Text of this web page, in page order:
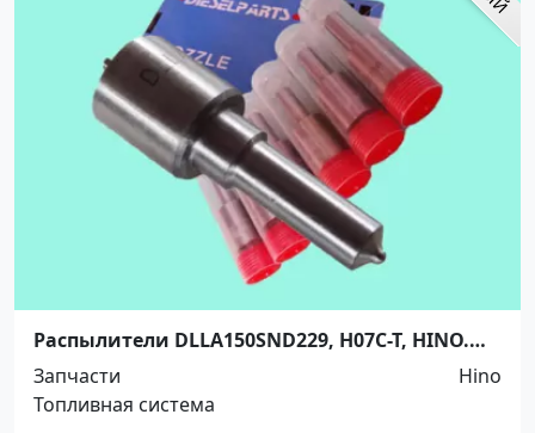
Распылители DLLA150SND229, H07C-T, HINO.
5264720 Краснодар
Запчасти
Hino
Топливная система